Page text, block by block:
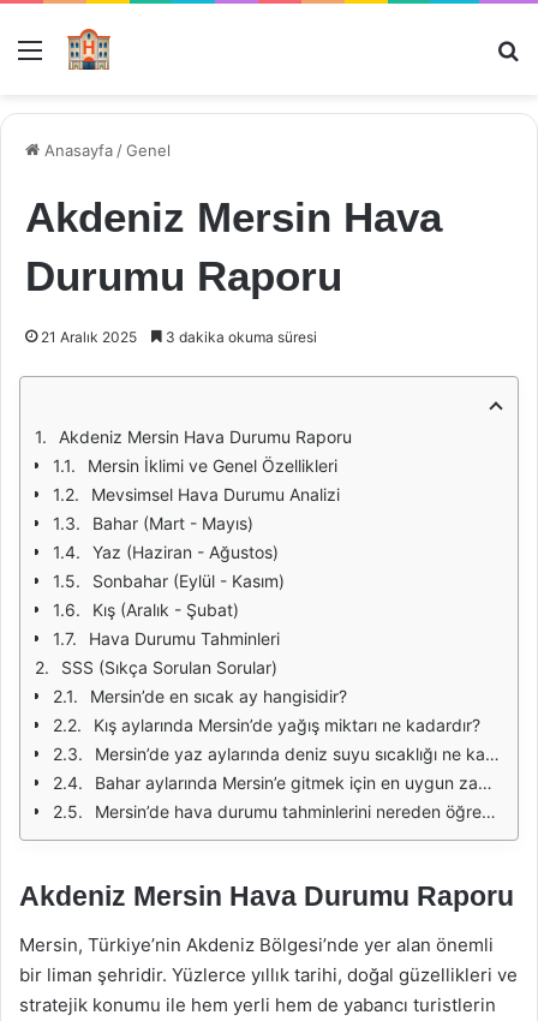
Menü
Anasayfa /Genel
Akdeniz Mersin Hava
Durumu Raporu
21 Aralık 2025 3 dakika okuma süresi
Akdeniz Mersin Hava Durumu Raporu
Mersin İklimi ve Genel Özellikleri
Mevsimsel Hava Durumu Analizi
Bahar (Mart - Mayıs)
Yaz (Haziran - Ağustos)
Sonbahar (Eylül - Kasım)
Kış (Aralık - Şubat)
Hava Durumu Tahminleri
SSS (Sıkça Sorulan Sorular)
Mersin’de en sıcak ay hangisidir?
Kış aylarında Mersin’de yağış miktarı ne kadardır?
Mersin’de yaz aylarında deniz suyu sıcaklığı ne kadar olur?
Bahar aylarında Mersin’e gitmek için en uygun zaman nedir?
Mersin’de hava durumu tahminlerini nereden öğrenebilirim?
Akdeniz Mersin Hava Durumu Raporu
Mersin, Türkiye’nin Akdeniz Bölgesi’nde yer alan önemli
bir liman şehridir. Yüzlerce yıllık tarihi, doğal güzellikleri ve
stratejik konumu ile hem yerli hem de yabancı turistlerin